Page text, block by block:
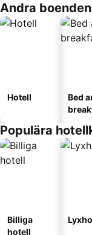
Andra
Hotell
Bed
Populära
Billiga
hotell